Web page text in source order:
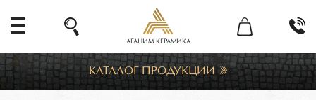
АГАНИМ КЕРАМИКА
КАТАЛОГ ПРОДУКЦИИ